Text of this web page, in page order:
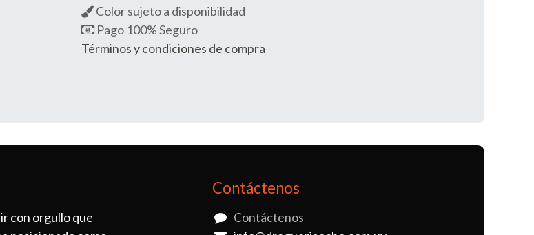
Color sujeto a disponibilidad
Pago 100% Seguro
Términos y condiciones de compra
con orgullo que
Contáctenos
Contáctenos